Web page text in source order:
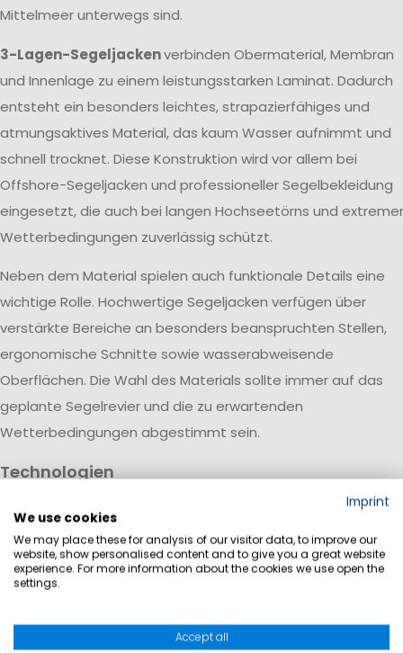
Mittelmeer unterwegs sind.
3-Lagen-Segeljackenverbinden Obermaterial, Membran
und Innenlage zu einem leistungsstarken Laminat. Dadurch
entsteht ein besonders leichtes, strapazierfähiges und
atmungsaktives Material, das kaum Wasser aufnimmt und
schnell trocknet. Diese Konstruktion wird vor allem bei
Offshore-Segeljacken und professioneller Segelbekleidung
eingesetzt, die auch bei langen Hochseetörns und
Wetterbedingungen zuverlässig schützt.
Neben dem Material spielen auch funktionale Details eine
wichtige Rolle. Hochwertige Segeljacken verfügen über
verstärkte Bereiche an besonders beanspruchten Stellen,
ergonomische Schnitte sowie wasserabweisende
Oberflächen. Die Wahl des Materials sollte immer auf das
geplante Segelrevier und die zu erwartenden
Wetterbedingungen abgestimmt sein.
Technologien
Bei Marinepool kombinieren wir für unsere modernen
Segeljacken und Spraytops innovative Materialtechnologien
mit durchdachten Funktionen für maximalen Schutz auf
Wasser. Wasserdichte und atmungsaktive Membranen
Körperfeuchtigkeit aktiv nach außen transportiert wird.
Imprint
We use cookies
We may place these for analysis of our visitor data, to improve our
website, show personalised content and to give you a great website
experience. For more information about the cookies we use open the
settings.
Accept all